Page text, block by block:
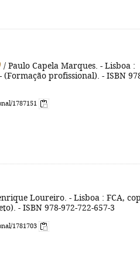
/ Paulo Capela Marques. - Lisboa :
(Formação profissional). - ISBN
1787151
Loureiro. - Lisboa : FCA, cop.
- ISBN 978-972-722-657-3
1781703